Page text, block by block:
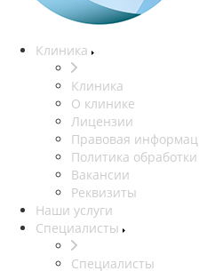
Клиника
Клиника
О клинике
Лицензии
Правовая
Политика
Вакансии
Реквизиты
Наши услуги
Специалисты
Специалисты